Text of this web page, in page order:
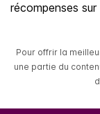
récompenses
Pour offrir la
une partie du